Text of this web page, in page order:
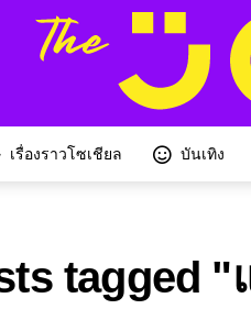
เรื่องราวโซเชียล บันเทิง
tagged "